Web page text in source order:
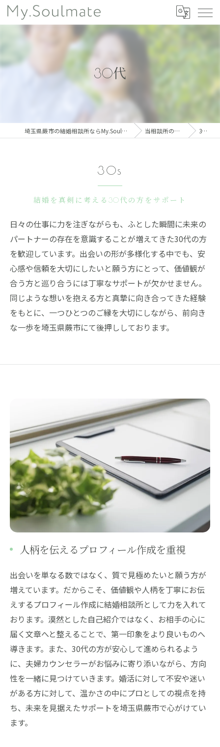
30代
埼玉県蕨市の結婚相談所ならMy.Soulmate 当相談所の特徴 30代
結婚を真剣に考える30代の方をサポート
30s
日々の仕事に力を注ぎながらも、ふとした瞬間に未来の
パートナーの存在を意識することが増えてきた30代の方
を歓迎しています。出会いの形が多様化する中でも、安
心感や信頼を大切にしたいと願う方にとって、価値観が
合う方と巡り合うには丁寧なサポートが欠かせません。
同じような想いを抱える方と真摯に向き合ってきた経験
をもとに、一つひとつのご縁を大切にしながら、前向き
な一歩を埼玉県蕨市にて後押ししております。
人柄を伝えるプロフィール作成を重視
出会いを単なる数ではなく、質で見極めたいと願う方が
増えています。だからこそ、価値観や人柄を丁寧にお伝
えするプロフィール作成に結婚相談所として力を入れて
おります。漠然とした自己紹介ではなく、お相手の心に
届く文章へと整えることで、第一印象をより良いものへ
導きます。また、30代の方が安心して進められるよう
に、夫婦カウンセラーがお悩みに寄り添いながら、方向
性を一緒に見つけていきます。婚活に対して不安や迷い
がある方に対して、温かさの中にプロとしての視点を持
ち、未来を見据えたサポートを埼玉県蕨市で心がけてい
ます。